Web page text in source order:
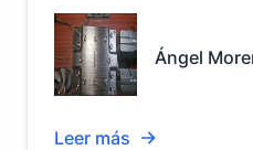
Ángel
Leer más